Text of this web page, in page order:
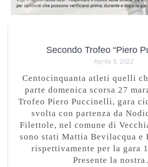
Secondo Trofeo “Piero
Aprile 8, 2022
Centocinquanta atleti quelli
parte domenica scorsa 27
Trofeo Piero Puccinelli, gara
svolta con partenza da
Filettole, nel comune di
sono stati Mattia Bevilacqua e
rispettivamente per la gara
Presente la